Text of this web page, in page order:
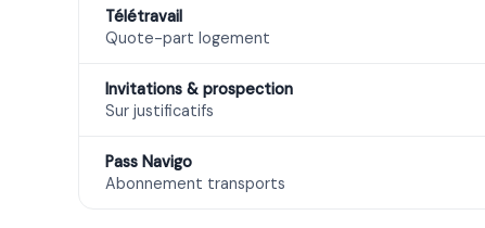
Télétravail
Quote-part logement
Invitations & prospection
Sur justificatifs
Pass Navigo
Abonnement transports